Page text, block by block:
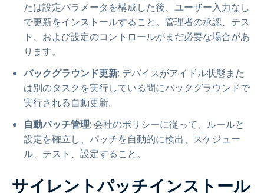
たは設定パラメータを構成した後、ユーザー入力なし
で更新をインストールすること。管理者の承認、テス
ト、および設定のコントロールがまだ必要な場合があ
ります。
バックグラウンド更新: デバイスがアイドル状態また
は別のタスクを実行している間にバックグラウンドで
実行される自動更新。
自動パッチ管理: 会社のポリシーに従って、ルールと
設定を確立し、パッチを自動的に検出、スケジュー
ル、テスト、設定すること。
サイレントパッチインストール